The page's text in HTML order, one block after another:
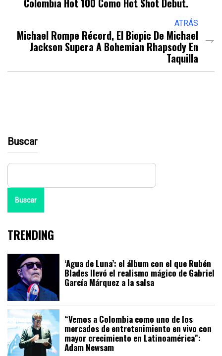
ATRÁS
Michael Rompe Récord, El Biopic De Michael
Jackson Supera A Bohemian Rhapsody En
Taquilla
Buscar
Buscar
TRENDING
‘Agua de Luna’: el álbum con el que Rubén
Blades llevó el realismo mágico de Gabriel
García Márquez a la salsa
“Vemos a Colombia como uno de los
mercados de entretenimiento en vivo con
mayor crecimiento en Latinoamérica”:
Adam Newsam